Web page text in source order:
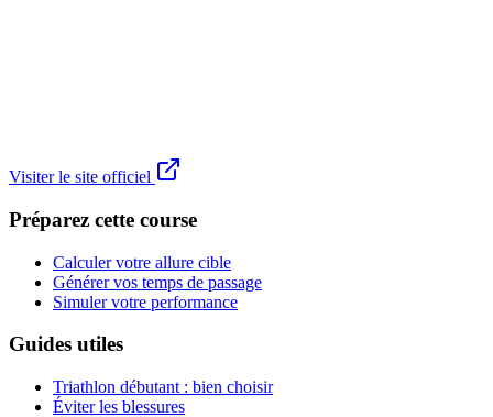
Visiter le site officiel
Préparez cette course
Calculer votre allure cible
Générer vos temps de passage
Simuler votre performance
Guides utiles
Triathlon débutant : bien choisir
Éviter les blessures